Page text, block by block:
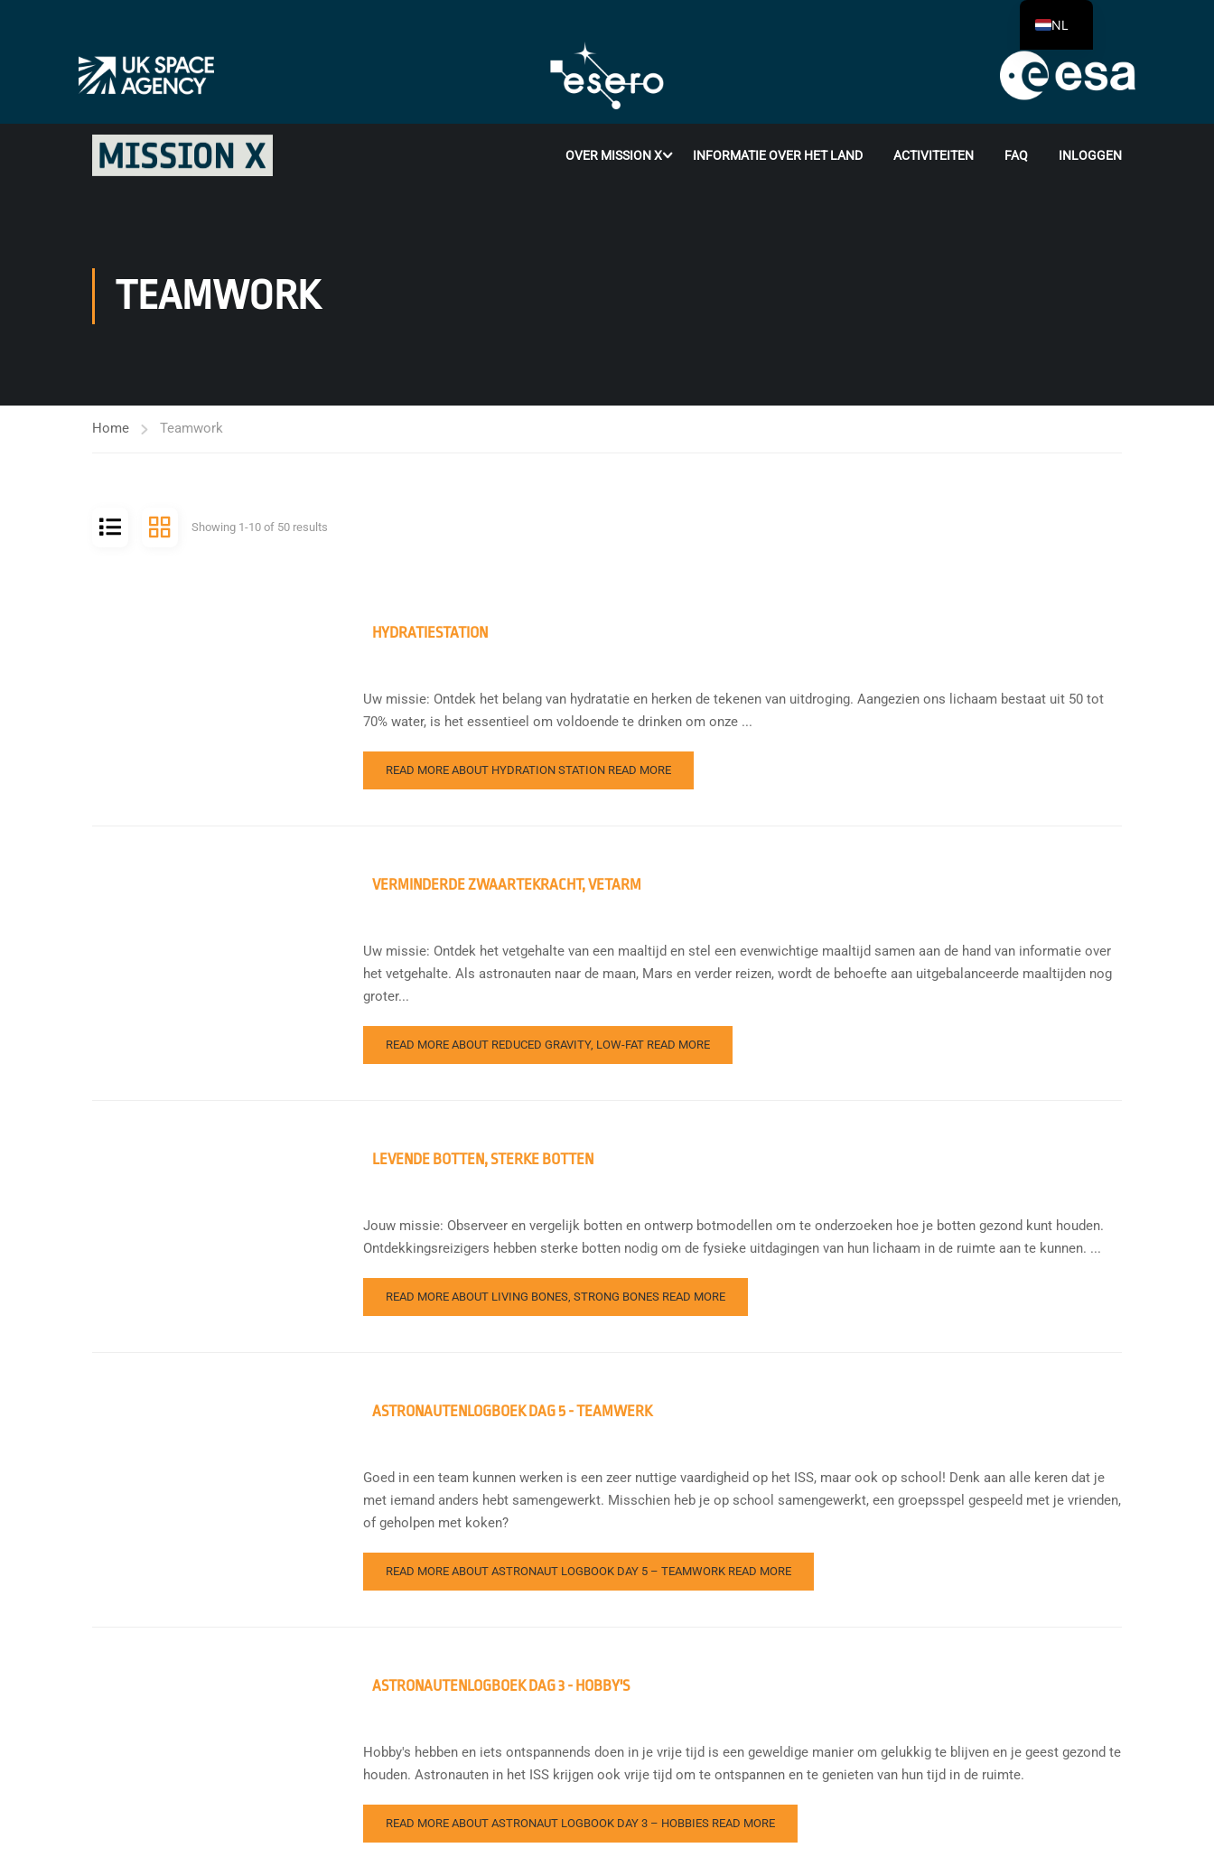
OVER MISSION X INFORMATIE OVER HET LAND ACTIVITEITEN FAQ INLOGGEN
TEAMWORK
Home Teamwork
Showing 1-10 of 50 results
HYDRATIESTATION
Uw missie: Ontdek het belang van hydratatie en herken de tekenen van uitdroging. Aangezien ons lichaam bestaat uit 50 tot
70% water, is het essentieel om voldoende te drinken om onze ...
READ MORE ABOUT HYDRATION STATION READ MORE
VERMINDERDE ZWAARTEKRACHT, VETARM
Uw missie: Ontdek het vetgehalte van een maaltijd en stel een evenwichtige maaltijd samen aan de hand van informatie over
het vetgehalte. Als astronauten naar de maan, Mars en verder reizen, wordt de behoefte aan uitgebalanceerde maaltijden nog
groter...
READ MORE ABOUT REDUCED GRAVITY, LOW-FAT READ MORE
LEVENDE BOTTEN, STERKE BOTTEN
Jouw missie: Observeer en vergelijk botten en ontwerp botmodellen om te onderzoeken hoe je botten gezond kunt houden.
Ontdekkingsreizigers hebben sterke botten nodig om de fysieke uitdagingen van hun lichaam in de ruimte aan te kunnen. ...
READ MORE ABOUT LIVING BONES, STRONG BONES READ MORE
ASTRONAUTENLOGBOEK DAG 5 - TEAMWERK
Goed in een team kunnen werken is een zeer nuttige vaardigheid op het ISS, maar ook op school! Denk aan alle keren dat je
met iemand anders hebt samengewerkt. Misschien heb je op school samengewerkt, een groepsspel gespeeld met je vrienden,
of geholpen met koken?
READ MORE ABOUT ASTRONAUT LOGBOOK DAY 5 – TEAMWORK READ MORE
ASTRONAUTENLOGBOEK DAG 3 - HOBBY'S
Hobby's hebben en iets ontspannends doen in je vrije tijd is een geweldige manier om gelukkig te blijven en je geest gezond te
houden. Astronauten in het ISS krijgen ook vrije tijd om te ontspannen en te genieten van hun tijd in de ruimte.
READ MORE ABOUT ASTRONAUT LOGBOOK DAY 3 – HOBBIES READ MORE
NL